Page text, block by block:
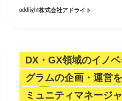
株式会社アドライト
DX・GX領域のイノ
グラムの企画・運営
ミュニティマネージ